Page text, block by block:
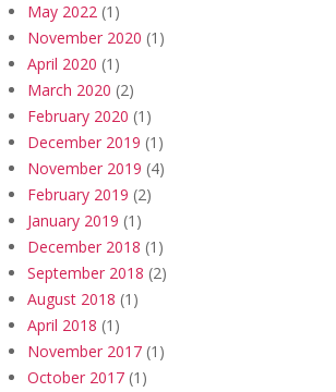
May 2022 (1)
November 2020 (1)
April 2020 (1)
March 2020 (2)
February 2020 (1)
December 2019 (1)
November 2019 (4)
February 2019 (2)
January 2019 (1)
December 2018 (1)
September 2018 (2)
August 2018 (1)
April 2018 (1)
November 2017 (1)
October 2017 (1)